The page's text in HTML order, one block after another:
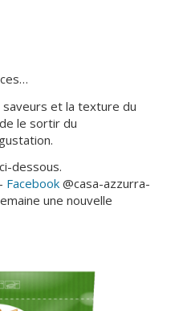
saveurs et la texture du
le sortir du
dessous.
Facebook@casa-azzurra-
une nouvelle